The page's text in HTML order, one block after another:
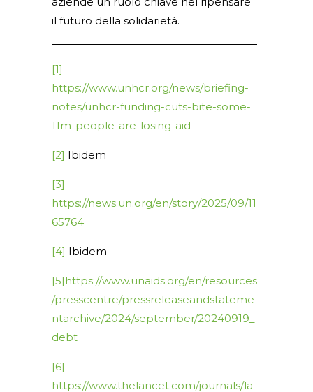
il futuro della solidarietà.
[1]
https://www.unhcr.org/news/briefing-
notes/unhcr-funding-cuts-bite-some-
11m-people-are-losing-aid
[2] Ibidem
[3]
https://news.un.org/en/story/2025/09/11
65764
[4] Ibidem
[5]https://www.unaids.org/en/resources
/presscentre/pressreleaseandstateme
ntarchive/2024/september/20240919_
debt
[6]
https://www.thelancet.com/journals/la